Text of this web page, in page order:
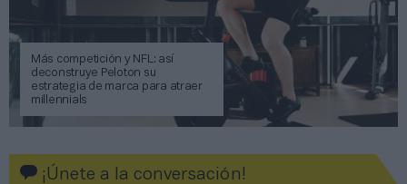
Más competición y NFL: así
deconstruye Peloton su
estrategia de marca para atraer
millennials
¡Únete a la conversación!